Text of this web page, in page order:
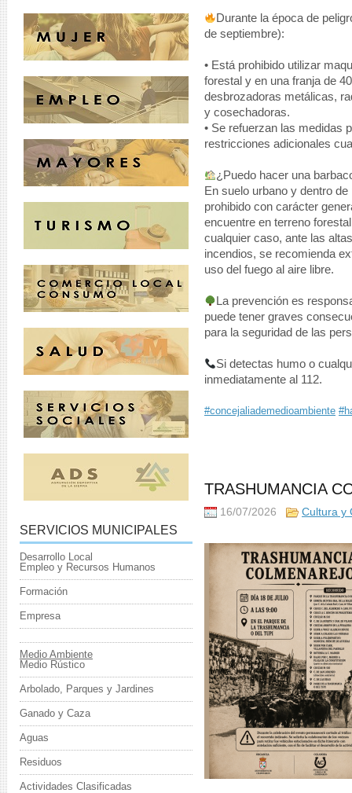
Durante la época de
de septiembre):
• Está prohibido utilizar
forestal y en una franja de
desbrozadoras metálicas,
y cosechadoras.
• Se refuerzan las medidas
restricciones adicionales
¿Puedo hacer una
En suelo urbano y dentro
prohibido con carácter
encuentre en terreno
cualquier caso, ante las
incendios, se recomienda
uso del fuego al aire libre.
La prevención es
puede tener graves
para la seguridad de las
Si detectas humo o
inmediatamente al 112.
#concejaliademedioambiente
TRASHUMANCIA
16/07/2026 Cultura y
SERVICIOS MUNICIPALES
Desarrollo Local
Empleo y Recursos Humanos
Formación
Empresa
Medio Ambiente
Medio Rústico
Arbolado, Parques y Jardines
Ganado y Caza
Aguas
Residuos
Actividades Clasificadas